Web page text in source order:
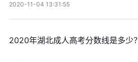
2020-11-04 13:31:55
2020年湖北成人高考分数线是多少？